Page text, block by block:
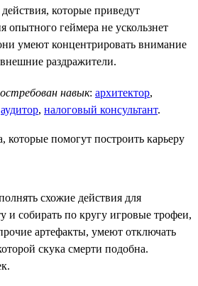
которые приведут
геймера не ускользнет
умеют концентрировать внимание
раздражители.
навык: архитектор,
аудитор, налоговый консультант.
схожие действия для
и собирать по кругу игровые трофеи,
артефакты, умеют отключать
скука смерти подобна.